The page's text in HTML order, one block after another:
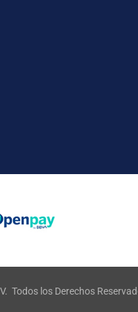
Todos los Derechos